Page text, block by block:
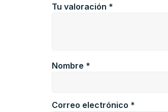
Tu valoración *
Nombre *
Correo electrónico *